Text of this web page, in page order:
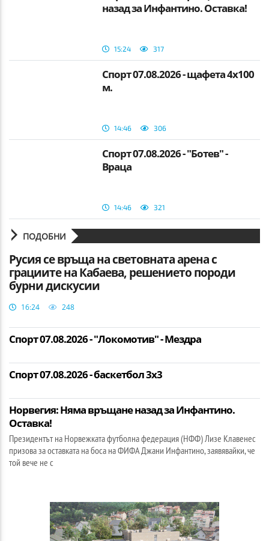
назад за Инфантино. Оставка!
15:24 317
Спорт 07.08.2026 - щафета 4х100
м.
14:46 306
Спорт 07.08.2026 - "Ботев" -
Враца
14:46 321
ПОДОБНИ
Русия се връща на световната арена с
грациите на Кабаева, решението породи
бурни дискусии
16:24 248
Спорт 07.08.2026 - "Локомотив" - Мездра
Спорт 07.08.2026 - баскетбол 3х3
Норвегия: Няма връщане назад за Инфантино.
Оставка!
Президентът на Норвежката футболна федерация (НФФ) Лизе Клавенес
призова за оставката на боса на ФИФА Джани Инфантино, заявявайки, че
той вече не с